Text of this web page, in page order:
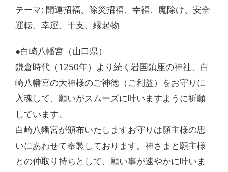
テーマ: 開運招福、除災招福、幸福、魔除け、安全
運転、幸運、干支、縁起物
●白崎八幡宮（山口県）
鎌倉時代（1250年）より続く岩国鎮座の神社、白
崎八幡宮の大神様のご神徳（ご利益）をお守りに
入魂して、願いがスムーズに叶いますように祈願
しています。
白崎八幡宮が頒布いたしますお守りは願主様の思
いにあわせて奉製しております。神さまと願主様
との仲取り持ちとして、願い事が速やかに叶いま